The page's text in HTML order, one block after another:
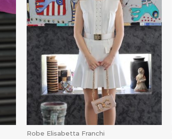
Robe Elisabetta Franchi